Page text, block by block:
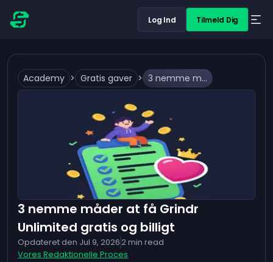
Log Ind Tilmeld Dig
Academy > Gratis gaver > 3 nemme måder at få Grindr Unlimited gratis og billigt
3 nemme måder at få Grindr
Unlimited gratis og billigt
Opdateret den Jul 9, 20262min read
Vores Redaktionelle Proces